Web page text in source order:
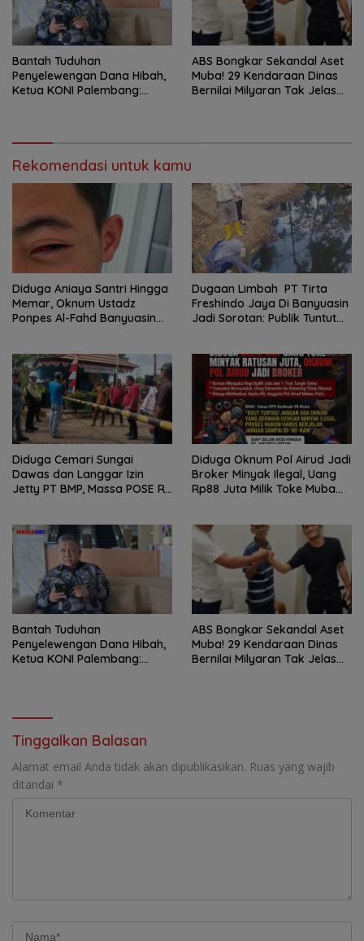
Bantah Tuduhan
Penyelewengan Dana Hibah,
Ketua KONI Palembang:
ABS Bongkar Sekandal Aset
Muba! 29 Kendaraan Dinas
Bernilai Milyaran Tak Jelas
Rekomendasi untuk kamu
Diduga Aniaya Santri Hingga
Memar, Oknum Ustadz
Ponpes Al-Fahd Banyuasin
Dugaan Limbah PT Tirta
Freshindo Jaya Di Banyuasin
Jadi Sorotan: Publik Tuntut
Diduga Cemari Sungai
Dawas dan Langgar Izin
Jetty PT BMP, Massa POSE RI
Tuntas
Diduga Oknum Pol Airud Jadi
Broker Minyak Ilegal, Uang
Rp88 Juta Milik Toke Muba
Bantah Tuduhan
Penyelewengan Dana Hibah,
Ketua KONI Palembang:
ABS Bongkar Sekandal Aset
Muba! 29 Kendaraan Dinas
Bernilai Milyaran Tak Jelas
Tinggalkan Balasan
Alamat email Anda tidak akan dipublikasikan. Ruas yang wajib
ditandai *